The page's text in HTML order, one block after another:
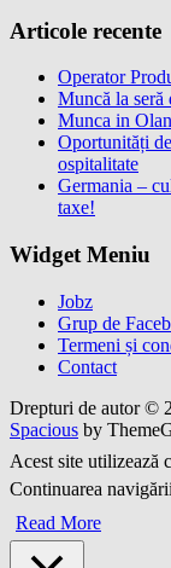
Articole recente
Operator
Muncă la seră
Munca in
Oportunități
ospitalitate
Germania –
taxe!
Widget Meniu
Jobz
Grup de
Termeni și
Contact
Drepturi de autor ©
Spacious by
Acest site utilizează
Continuarea
Read More